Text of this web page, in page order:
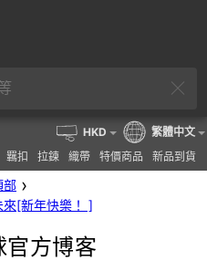
羈扣 拉鍊 織帶 特價商品 新品到貨
HKD 繁體中文
部 ›
[新年快樂！ ]
方博客